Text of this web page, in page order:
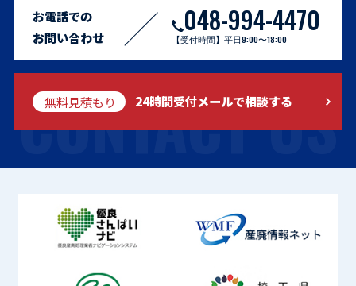
CONTACT US
お電話での
お問い合わせ
048-994-4470
【受付時間】平日9:00〜18:00
無料見積もり 24時間受付メールで相談する